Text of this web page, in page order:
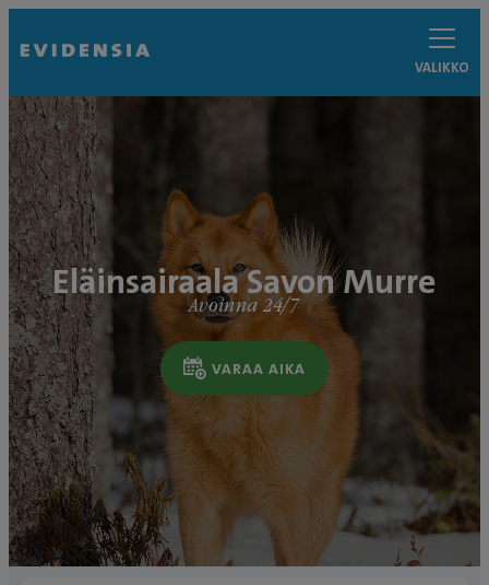
VALIKKO
Eläinsairaala Savon Murre
Avoinna 24/7
VARAA AIKA